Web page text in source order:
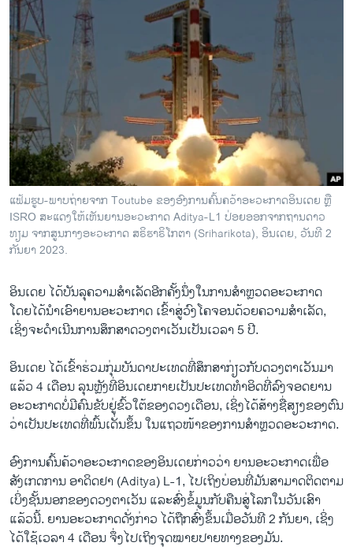
ອິດສະຫຼະພາບດ້ານການຂ່າວ
ຊີວິດຊາວລາວ
ຊຸມຊົນຊາວລາວ
ວິທະຍາສາດ-ເທັກໂນໂລຈີ
ທຸລະກິດ
ພາສາອັງກິດ
ວີດີໂອ
ສຽງ
ລາຍການກະຈາຍສຽງ
ຕິດຕາມພວກເຮົາ ທີ່
ພາສາຕ່າງໆ
ແຟ້ມຮູບ-ພາບຖ່າຍຈາກ Toutube ຂອງອົງການຄົ້ນຄວ້າອະວະກາດອິນເດຍ ຫຼື
ISRO ສະແດງໃຫ້ເຫັນຍານອະວະກາດ Aditya-L1 ປ່ອຍອອກຈາກຖານດາວ
ທຽມ ຈາກສູນກາງອະວະກາດ ສຣິຮາຣິໂກຕາ (Sriharikota), ອິນເດຍ, ວັນທີ 2
ກັນຍາ 2023.
ອິນ​ເດຍ ​ໄດ້​ບັນ​ລຸ​ຄວາມ​ສຳ​ເລັດ​ອີກ​ຄັ້ງນຶ່ງ​ໃນ​ການ​ສຳ​ຫຼວດ​ອະ​ວະ​ກາດ
ໂດຍ​ໄດ້​ນຳ​ເອົາ​ຍານ​ອະວະ​ກາດ ເຂົ້າ​ສູ່​ວົງ​ໂຄ​ຈອນ​ດ້ວຍຄວາມ​ສຳ​ເລັດ​,
ເຊິ່ງ​ຈະດໍາເນີນການ​ສຶກ​ສາ​ດວງ​ຕາ​ເວັນ​ເປັນ​ເວ​ລາ 5 ປີ.
ອິນ​ເດຍ ​ໄດ້​ເຂົ້າ​ຮ່ວມ​ກຸ່ມບັນດາ​ປະ​ເທດ​ທີ່ສຶກສາກ່ຽວກັບ​ດວງ​ຕາ​ເວັນມາ​
ແລ້ວ 4 ເດືອນ ​ລຸນຫຼັງທີ່ອິນເດຍກາຍ​ເປັນ​ປະ​ເທດ​ທຳ​ອິດ​ທີ່ລົງ​ຈອດ​ຍານ​
ອະວະກາດ​ບໍ່​ມີ​ຄົນ​ຂັບ​ຢູ່ຂົ້ວ​ໃຕ້​ຂອງ​ດວງ​ເດືອນ, ​ເຊິ່ງ​ໄດ້ສ້າງ​ຊື່​ສຽງ​ຂອງ​ຕົນ​
ວ່າ​ເປັນ​ປະ​ເທດ​ທີ່​ພົ້ນ​ເດັ່ນ​ຂຶ້ນ ​ໃນ​ແຖວ​ໜ້າ​ຂອງ​ການ​ສຳ​ຫຼວດ​ອະວະກາດ.
ອົງການ​ຄົ້ນ​ຄ້ວາ​ອະວະກາດ​ຂອງ​ອິນ​ເດຍກ່າວ​ວ່າ ຍານ​ອະວະກາດເພື່ອ
ສັງເກດການ ອາດິດຢາ (Aditya) L-1, ​ໄປ​ເຖິງ​ບ່ອນ​ທີ່​ມັນ​ສາມາດ​ຕິດຕາມ​
ເບິ່ງ​ຊັ້ນ​ນອກ​ຂອງ​ດວງ​ຕາເວັນ ​ແລະ​ສົ່ງ​ຂໍ້​ມູນ​ກັບ​ຄືນ​ສູ່​ໂລກ​ໃນ​ວັນ​ເສົາ​
ແລ້ວ​ນີ້. ຍານ​ອະວະກາດ​ດັ່ງກ່າວ​ ໄດ້​ຖືກ​ສົ່ງ​ຂຶ້ນ​ເມື່ອ​ວັນ​ທີ 2 ກັນຍາ​, ​ເຊິ່ງ
ໄດ້​ໃຊ້​ເວລາ​ 4 ​ເດືອນ ​ຈຶ່ງໄປ​ເຖິງ​ຈຸດໝາຍ​ປາຍທາງຂອງມັນ.